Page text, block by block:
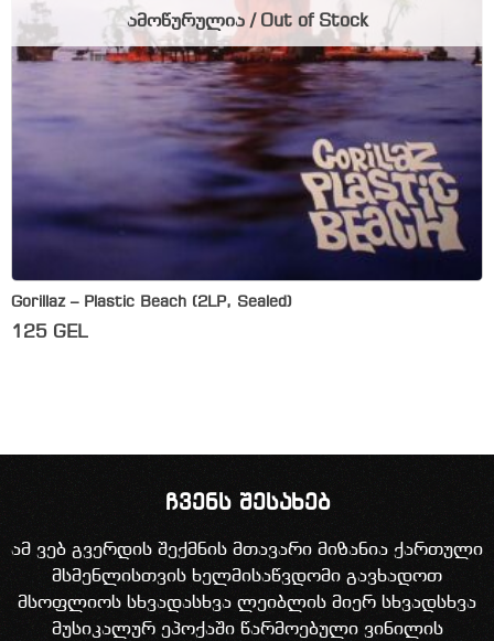
Gorillaz – Plastic Beach (2LP, Sealed)
125 GEL
ამოწურულია / Out of Stock
ჩვენს შესახებ
ამ ვებ გვერდის შექმნის მთავარი მიზანია ქართული
მსმენლისთვის ხელმისაწვდომი გავხადოთ
მსოფლიოს სხვადასხვა ლეიბლის მიერ სხვადსხვა
მუსიკალურ ეპოქაში წარმოებული ვინილის